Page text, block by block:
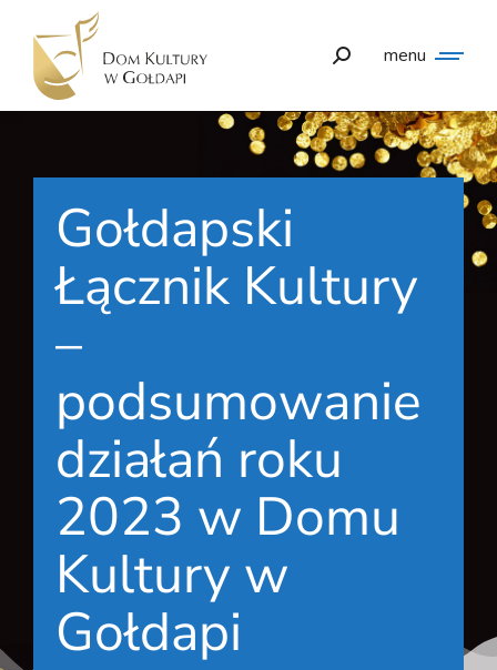
menu
Gołdapski
Łącznik Kultury
–
podsumowanie
działań roku
2023 w Domu
Kultury w
Gołdapi